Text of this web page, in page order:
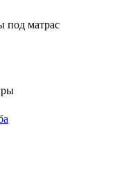
под матрас